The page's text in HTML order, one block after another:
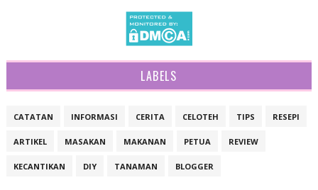
LABELS
CATATAN INFORMASI CERITA CELOTEH TIPS RESEPI
ARTIKEL MASAKAN MAKANAN PETUA REVIEW
KECANTIKAN DIY TANAMAN BLOGGER